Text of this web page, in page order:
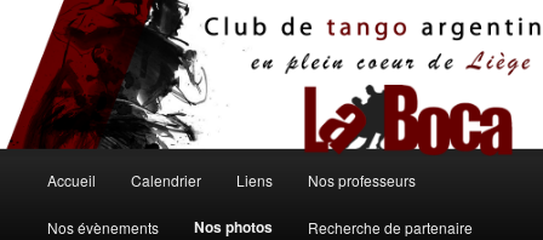
contenu
principal
principal
Accueil Calendrier Liens Nos professeurs
Nos évènements Nos photos Recherche de partenaire